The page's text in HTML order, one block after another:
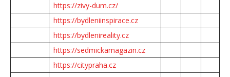
https://zivy-dum.cz/
https://bydleniinspirace.cz
https://bydlenireality.cz
https://sedmickamagazin.cz
https://citypraha.cz